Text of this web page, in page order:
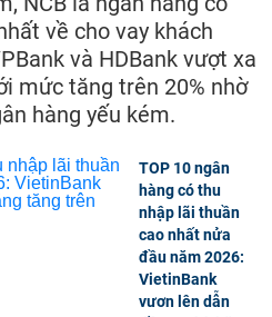
về cho vay khách
và HDBank vượt xa
mức tăng trên 20% nhờ
hàng yếu kém.
TOP 10 ngân
hàng có thu
nhập lãi thuần
cao nhất nửa
đầu năm 2026:
VietinBank
vươn lên dẫn